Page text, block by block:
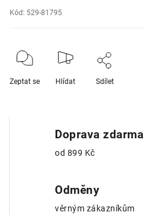
Kód: 529-81795
Zeptat se Hlídat Sdílet
Doprava zdarma
od 899 Kč
Odměny
věrným zákazníkům